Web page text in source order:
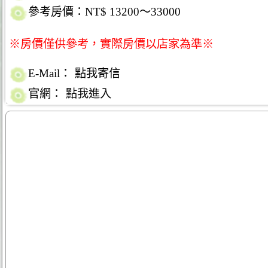
參考房價：NT$ 13200～33000
※房價僅供參考，實際房價以店家為準※
E-Mail：
點我寄信
官網：
點我進入